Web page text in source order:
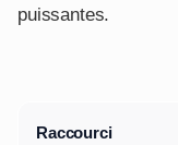
puissantes.
Raccourci